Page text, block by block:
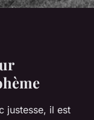
:
justesse, il est